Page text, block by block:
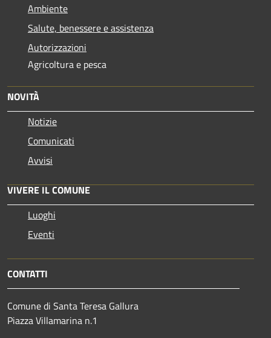
Ambiente
Salute, benessere e assistenza
Autorizzazioni
Agricoltura e pesca
NOVITÀ
Notizie
Comunicati
Avvisi
VIVERE IL COMUNE
Luoghi
Eventi
CONTATTI
Comune di Santa Teresa Gallura
Piazza Villamarina n.1